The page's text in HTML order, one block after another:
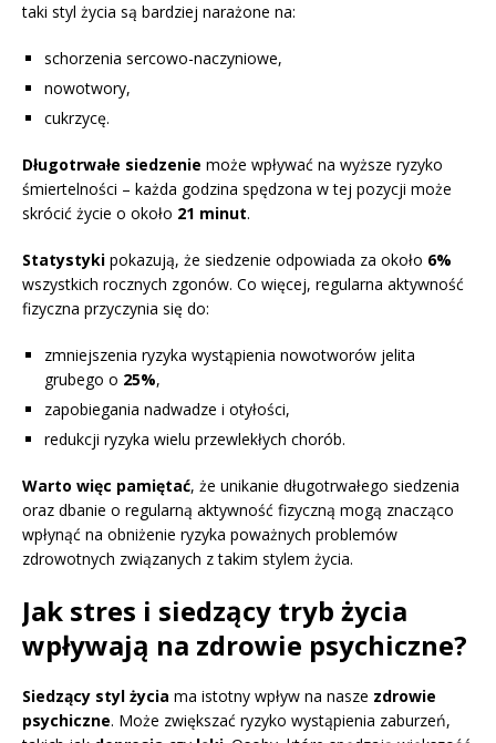
taki styl życia są bardziej narażone na:
schorzenia sercowo-naczyniowe,
nowotwory,
cukrzycę.
Długotrwałe siedzenie może wpływać na wyższe ryzyko
śmiertelności – każda godzina spędzona w tej pozycji może
skrócić życie o około 21 minut.
Statystyki pokazują, że siedzenie odpowiada za około 6%
wszystkich rocznych zgonów. Co więcej, regularna aktywność
fizyczna przyczynia się do:
zmniejszenia ryzyka wystąpienia nowotworów jelita
grubego o 25%,
zapobiegania nadwadze i otyłości,
redukcji ryzyka wielu przewlekłych chorób.
Warto więc pamiętać, że unikanie długotrwałego siedzenia
oraz dbanie o regularną aktywność fizyczną mogą znacząco
wpłynąć na obniżenie ryzyka poważnych problemów
zdrowotnych związanych z takim stylem życia.
Jak stres i siedzący tryb życia
wpływają na zdrowie psychiczne?
Siedzący styl życia ma istotny wpływ na nasze zdrowie
psychiczne. Może zwiększać ryzyko wystąpienia zaburzeń,